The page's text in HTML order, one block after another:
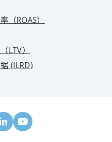
（ROAS）
LTV）
(ILRD)